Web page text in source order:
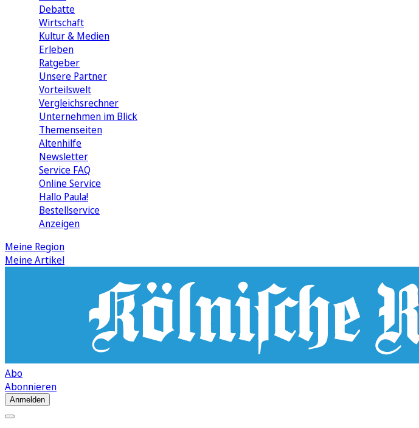
Debatte
Wirtschaft
Kultur & Medien
Erleben
Ratgeber
Unsere Partner
Vorteilswelt
Vergleichsrechner
Unternehmen im Blick
Themenseiten
Altenhilfe
Newsletter
Service FAQ
Online Service
Hallo Paula!
Bestellservice
Anzeigen
Meine Region
Meine Artikel
Abo
Abonnieren
Anmelden